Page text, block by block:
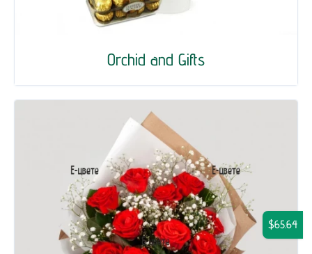
Orchid and Gifts
$65.64